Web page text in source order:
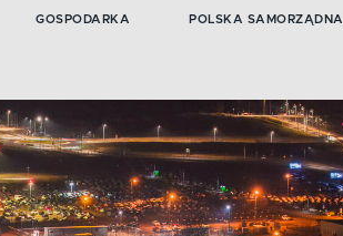
GOSPODARKA POLSKA SAMORZĄDNA